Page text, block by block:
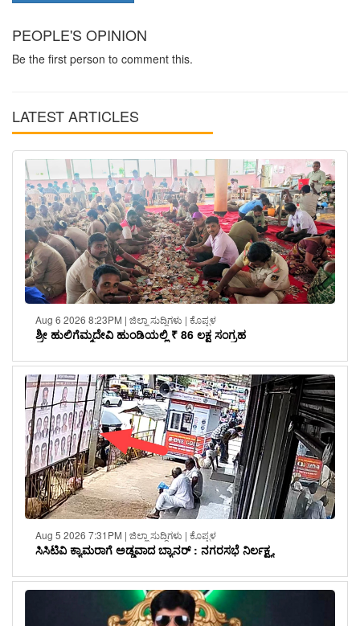
PEOPLE'S OPINION
Be the first person to comment this.
LATEST ARTICLES
Aug 6 2026 8:23PM | ಜಿಲ್ಲಾ ಸುದ್ದಿಗಳು | ಕೊಪ್ಪಳ
ಶ್ರೀ ಹುಲಿಗೆಮ್ಮದೇವಿ ಹುಂಡಿಯಲ್ಲಿ ₹ 86 ಲಕ್ಷ ಸಂಗ್ರಹ
Aug 5 2026 7:31PM | ಜಿಲ್ಲಾ ಸುದ್ದಿಗಳು | ಕೊಪ್ಪಳ
ಸಿಸಿಟಿವಿ ಕ್ಯಾಮರಾಗೆ ಅಡ್ಡವಾದ ಬ್ಯಾನರ್ : ನಗರಸಭೆ ನಿರ್ಲಕ್ಷ್ಯ